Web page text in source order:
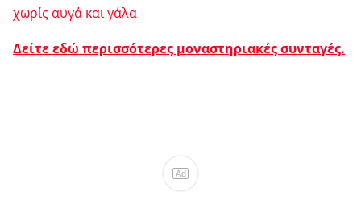
χωρίς αυγά και γάλα
Δείτε εδώ περισσότερες μοναστηριακές συνταγές.
Ad